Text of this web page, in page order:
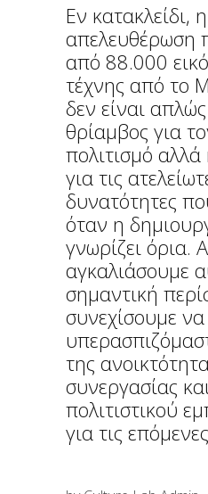
Εν κατακλείδι, η
απελευθέρωση
από 88.000
τέχνης από το
δεν είναι
θρίαμβος για
πολιτισμό αλλά
για τις
δυνατότητες
όταν η
γνωρίζει όρια.
αγκαλιάσουμε
σημαντική
συνεχίσουμε να
της
συνεργασίας
πολιτιστικού
για τις